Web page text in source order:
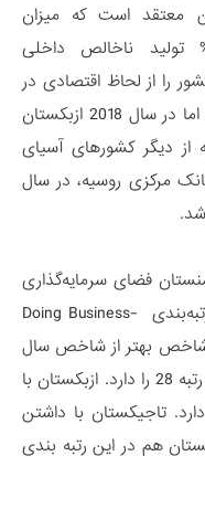
معتقد است که میزان
پولی مهاجران تقریبا 40% تولید ناخالص داخلی
را از لحاظ اقتصادی در
برابر عوامل خارجی آسیب پذیر می‌سازد. اما در سال 2018 ازبکستان
از دیگر کشورهای آسیای
مرکزی روسیه، در سال
فضای سرمایه‌گذاری
و تجاری مناسبی ندارند. قرقیزستان در رتبه‌بندی Doing Business-
70 را دارد. این شاخص بهتر از شاخص سال
گذشته است. قزاقستان در این رتبه‌بندی، رتبه 28 را دارد. ازبکستان با
دارد. تاجیکستان با داشتن
هم در این رتبه بندی